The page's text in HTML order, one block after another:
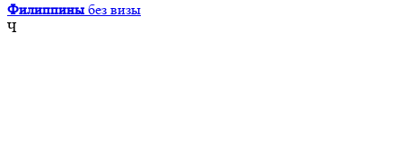
Филиппины без визы
Ч